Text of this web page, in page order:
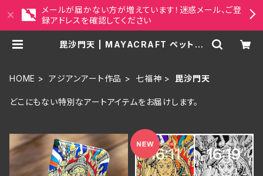
メールが届かない方が増えています！迷惑メール、ご登
録アドレスを確認してください
毘沙門天 | MAYACRAFT ペット似
HOME
アジアンアート作品 七福神 毘沙門天
どこにもない特別なアートアイテムをお届けします。